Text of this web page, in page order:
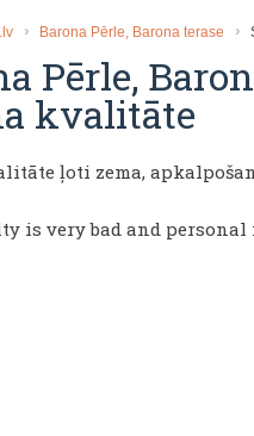
Barona Pērle, Barona terase
Pērle,
kvalitāte
ļoti zema,
is very bad and personal